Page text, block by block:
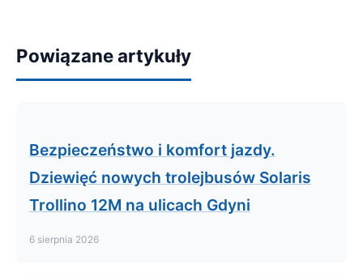
Powiązane artykuły
Bezpieczeństwo i komfort jazdy.
Dziewięć nowych trolejbusów Solaris
Trollino 12M na ulicach Gdyni
6 sierpnia 2026